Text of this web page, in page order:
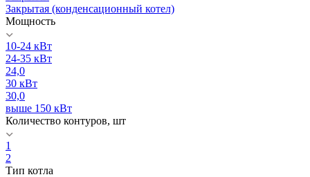
Закрытая (конденсационный котел)
Мощность
10-24 кВт
24-35 кВт
24,0
30 кВт
30,0
выше 150 кВт
Количество контуров, шт
1
2
Тип котла